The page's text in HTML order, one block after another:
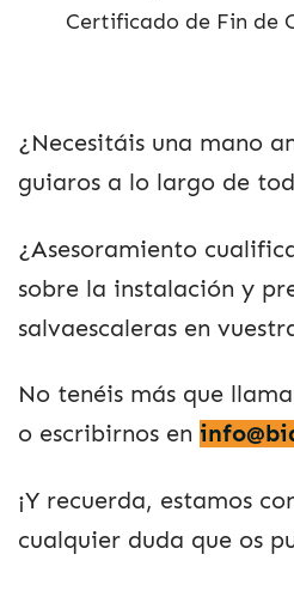
Certificado de Fin de
¿Necesitáis una mano
guiaros a lo largo de
¿Asesoramiento
sobre la instalación y
salvaescaleras en
No tenéis más que
o escribirnos en
¡Y recuerda, estamos
cualquier duda que os